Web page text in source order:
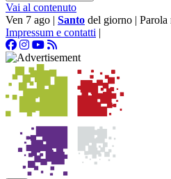
Vai al contenuto
Ven 7 ago | Santo del giorno | Parola
Impressum e contatti |